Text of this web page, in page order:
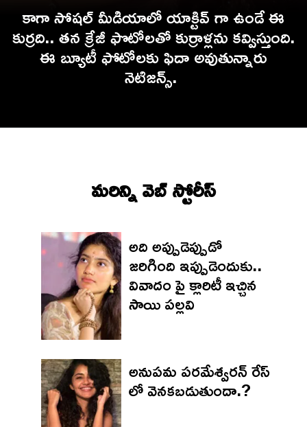
కాగా సోషల్ మీడియాలో యాక్టివ్ గా ఉండే ఈ
కుర్రది.. తన క్రేజీ ఫొటోలతో కుర్రాళ్లను కవ్విస్తుంది.
ఈ బ్యూటీ ఫోటోలకు ఫిదా అవుతున్నారు
నెటిజన్స్.
మరిన్ని వెబ్ స్టోరీస్‌
అది అప్పుడెప్పుడో
జరిగింది ఇప్పుడెందుకు..
వివాదం పై క్లారిటీ ఇచ్చిన
సాయి పల్లవి
అనుపమ పరమేశ్వరన్ రేస్
లో వెనకబడుతుందా.?